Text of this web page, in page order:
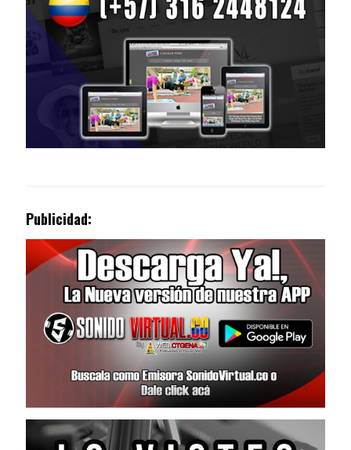
Publicidad: